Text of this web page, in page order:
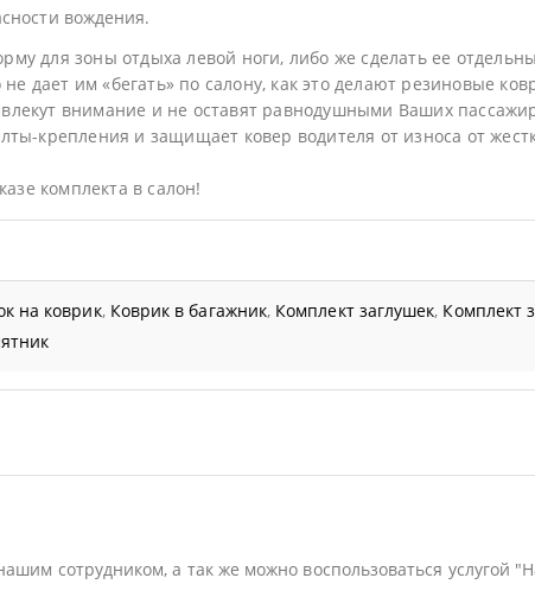
вождения.
для зоны отдыха левой ноги, либо же сделать ее
дает им «бегать» по салону, как это делают резиновые
внимание и не оставят равнодушными Ваших
крепления и защищает ковер водителя от износа от
комплекта в салон!
на коврик, Коврик в багажник, Комплект заглушек, Комплект
сотрудником, а так же можно воспользоваться